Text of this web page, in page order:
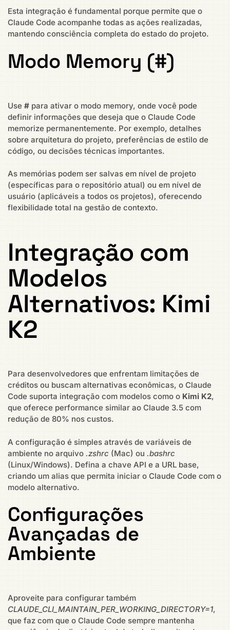
Esta integração é fundamental porque permite que o
Claude Code acompanhe todas as ações realizadas,
mantendo consciência completa do estado do projeto.
Modo Memory (#)
Use # para ativar o modo memory, onde você pode
definir informações que deseja que o Claude Code
memorize permanentemente. Por exemplo, detalhes
sobre arquitetura do projeto, preferências de estilo de
código, ou decisões técnicas importantes.
As memórias podem ser salvas em nível de projeto
(específicas para o repositório atual) ou em nível de
usuário (aplicáveis a todos os projetos), oferecendo
flexibilidade total na gestão de contexto.
Integração com
Modelos
Alternativos: Kimi
K2
Para desenvolvedores que enfrentam limitações de
créditos ou buscam alternativas econômicas, o Claude
Code suporta integração com modelos como o Kimi K2,
que oferece performance similar ao Claude 3.5 com
redução de 80% nos custos.
A configuração é simples através de variáveis de
ambiente no arquivo .zshrc (Mac) ou .bashrc
(Linux/Windows). Defina a chave API e a URL base,
criando um alias que permita iniciar o Claude Code com o
modelo alternativo.
Configurações
Avançadas de
Ambiente
Aproveite para configurar também
CLAUDE_CLI_MAINTAIN_PER_WORKING_DIRECTORY=1,
que faz com que o Claude Code sempre mantenha